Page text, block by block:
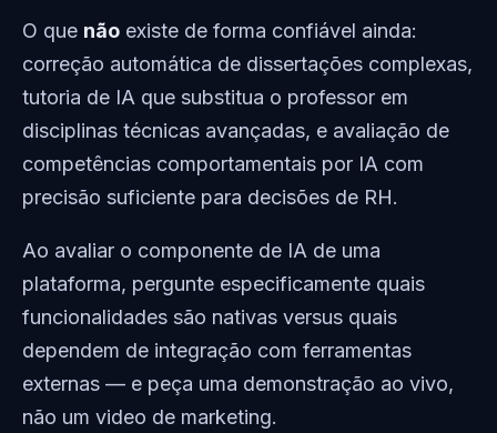
O que não existe de forma confiável ainda:
correção automática de dissertações complexas,
tutoria de IA que substitua o professor em
disciplinas técnicas avançadas, e avaliação de
competências comportamentais por IA com
precisão suficiente para decisões de RH.
Ao avaliar o componente de IA de uma
plataforma, pergunte especificamente quais
funcionalidades são nativas versus quais
dependem de integração com ferramentas
externas — e peça uma demonstração ao vivo,
não um video de marketing.